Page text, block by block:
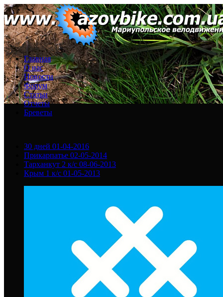
Главная
О нас
Новости
Форум
Статьи
Отчеты
Бреветы
30 дней 01-04-2016
Прикарпатье 02-05-2014
Тарханкут 2 к/с 08-06-2013
Крым 1 к/с 01-05-2013